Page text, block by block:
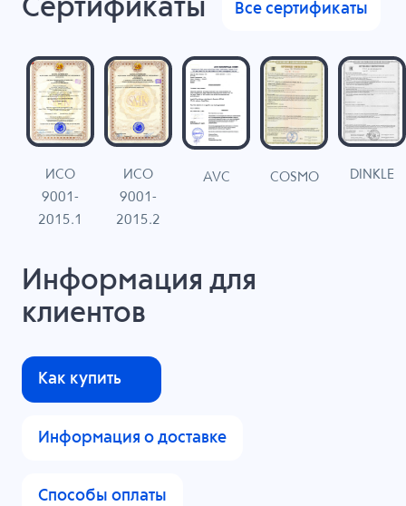
Сертификаты Все сертификаты
ИСО
9001-
2015.1
ИСО
9001-
2015.2
AVC COSMO DINKLE
Информация для
клиентов
Как купить
Информация о доставке
Способы оплаты